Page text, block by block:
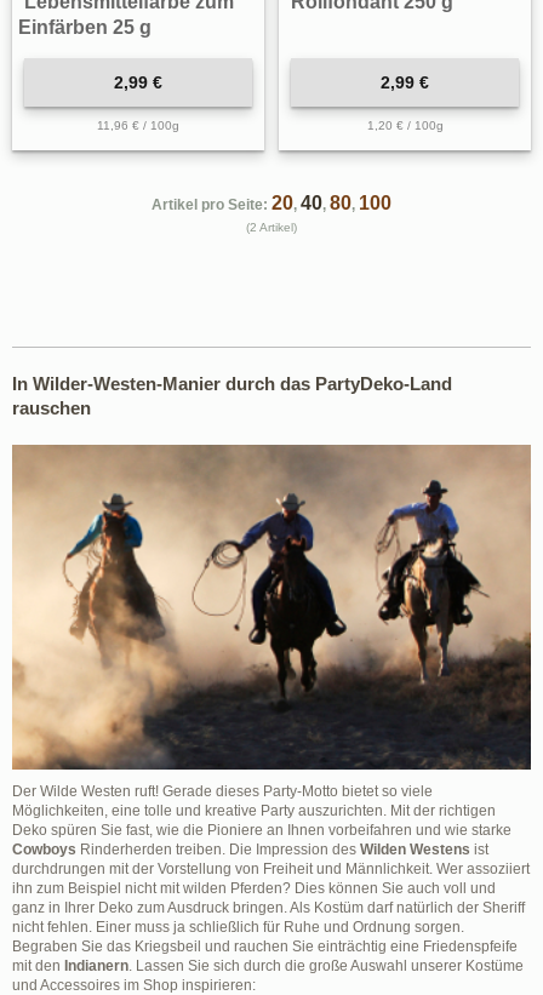
Einfärben 25 g
2,99 €
11,96 € / 100g
2,99 €
1,20 € / 100g
Artikel pro Seite: 20, 40, 80, 100
(2 Artikel)
In Wilder-Westen-Manier durch das PartyDeko-Land
rauschen
Der Wilde Westen ruft! Gerade dieses Party-Motto bietet so viele
Möglichkeiten, eine tolle und kreative Party auszurichten. Mit der richtigen
Deko spüren Sie fast, wie die Pioniere an Ihnen vorbeifahren und wie starke
Cowboys Rinderherden treiben. Die Impression des Wilden Westens ist
durchdrungen mit der Vorstellung von Freiheit und Männlichkeit. Wer assoziiert
ihn zum Beispiel nicht mit wilden Pferden? Dies können Sie auch voll und
ganz in Ihrer Deko zum Ausdruck bringen. Als Kostüm darf natürlich der Sheriff
nicht fehlen. Einer muss ja schließlich für Ruhe und Ordnung sorgen.
Begraben Sie das Kriegsbeil und rauchen Sie einträchtig eine Friedenspfeife
mit den Indianern. Lassen Sie sich durch die große Auswahl unserer Kostüme
und Accessoires im Shop inspirieren: